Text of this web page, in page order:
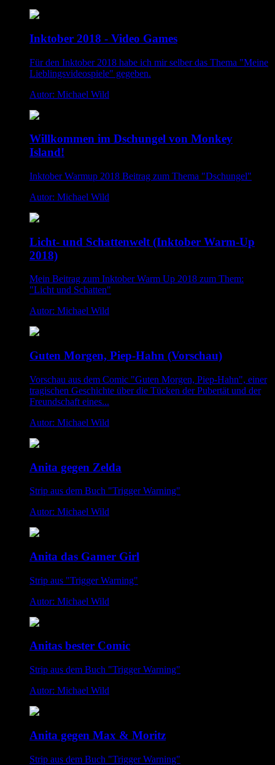
Inktober 2018 - Video Games
Für den Inktober 2018 habe ich mir selber das Thema "Meine
Lieblingsvideospiele" gegeben.
Autor: Michael Wild
Willkommen im Dschungel von Monkey
Island!
Inktober Warmup 2018 Beitrag zum Thema "Dschungel"
Autor: Michael Wild
Licht- und Schattenwelt (Inktober Warm-Up
2018)
Mein Beitrag zum Inktober Warm Up 2018 zum Them:
"Licht und Schatten"
Autor: Michael Wild
Guten Morgen, Piep-Hahn (Vorschau)
Vorschau aus dem Comic "Guten Morgen, Piep-Hahn", einer
tragischen Geschichte über die Tücken der Pubertät und der
Freundschaft eines...
Autor: Michael Wild
Anita gegen Zelda
Strip aus dem Buch "Trigger Warning"
Autor: Michael Wild
Anita das Gamer Girl
Strip aus "Trigger Warning"
Autor: Michael Wild
Anitas bester Comic
Strip aus dem Buch "Trigger Warning"
Autor: Michael Wild
Anita gegen Max & Moritz
Strip aus dem Buch "Trigger Warning"